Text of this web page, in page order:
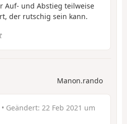
Auf- und Abstieg teilweise
der rutschig sein kann.
Manon.rando
• Geändert: 22 Feb 2021 um